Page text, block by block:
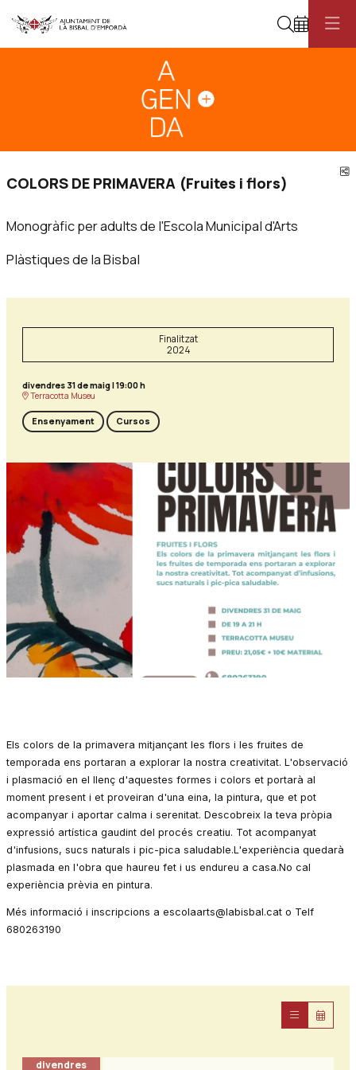
Cerca
COLORS DE PRIMAVERA (Fruites i flors)
Monogràfic per adults de l'Escola Municipal d'Arts
Plàstiques de la Bisbal
Finalitzat
2024
divendres 31 de maig|19:00 h
Terracotta Museu
Ensenyament Cursos
Els colors de la primavera mitjançant les flors i les fruites de
temporada ens portaran a explorar la nostra creativitat. L'observació
i plasmació en el llenç d'aquestes formes i colors et portarà al
moment present i et proveiran d'una eina, la pintura, que et pot
acompanyar i aportar calma i serenitat. Descobreix la teva pròpia
expressió artística gaudint del procés creatiu. Tot acompanyat
d'infusions, sucs naturals i pic-pica saludable.L'experiència quedarà
plasmada en l'obra que haureu fet i us endureu a casa.No cal
experiència prèvia en pintura.
Més informació i inscripcions a escolaarts@labisbal.cat o Telf
680263190
divendres